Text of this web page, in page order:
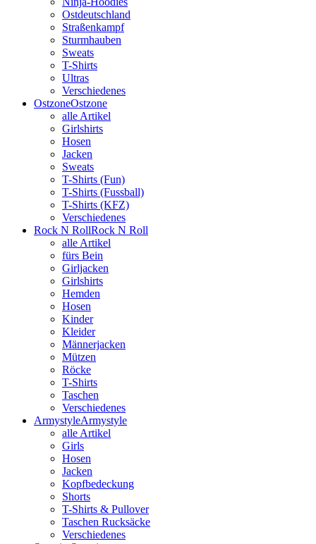
Ostdeutschland
Straßenkampf
Sturmhauben
Sweats
T-Shirts
Ultras
Verschiedenes
OstzoneOstzone
alle Artikel
Girlshirts
Hosen
Jacken
Sweats
T-Shirts (Fun)
T-Shirts (Fussball)
T-Shirts (KFZ)
Verschiedenes
Rock N RollRock N Roll
alle Artikel
fürs Bein
Girljacken
Girlshirts
Hemden
Hosen
Kinder
Kleider
Männerjacken
Mützen
Röcke
T-Shirts
Taschen
Verschiedenes
ArmystyleArmystyle
alle Artikel
Girls
Hosen
Jacken
Kopfbedeckung
Shorts
T-Shirts & Pullover
Taschen Rucksäcke
Verschiedenes